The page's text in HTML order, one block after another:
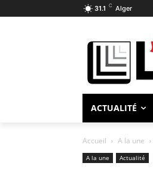
31.1 C Alger
ACTUALITÉ
Accueil A la une
A la une Actualité